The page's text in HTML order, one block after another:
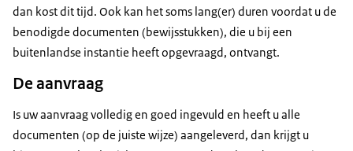
dan kost dit tijd. Ook kan het soms lang(er) duren voordat u de
benodigde documenten (bewijsstukken), die u bij een
buitenlandse instantie heeft opgevraagd, ontvangt.
De aanvraag
Is uw aanvraag volledig en goed ingevuld en heeft u alle
documenten (op de juiste wijze) aangeleverd, dan krijgt u